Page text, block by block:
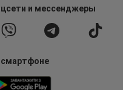
и мессенджеры